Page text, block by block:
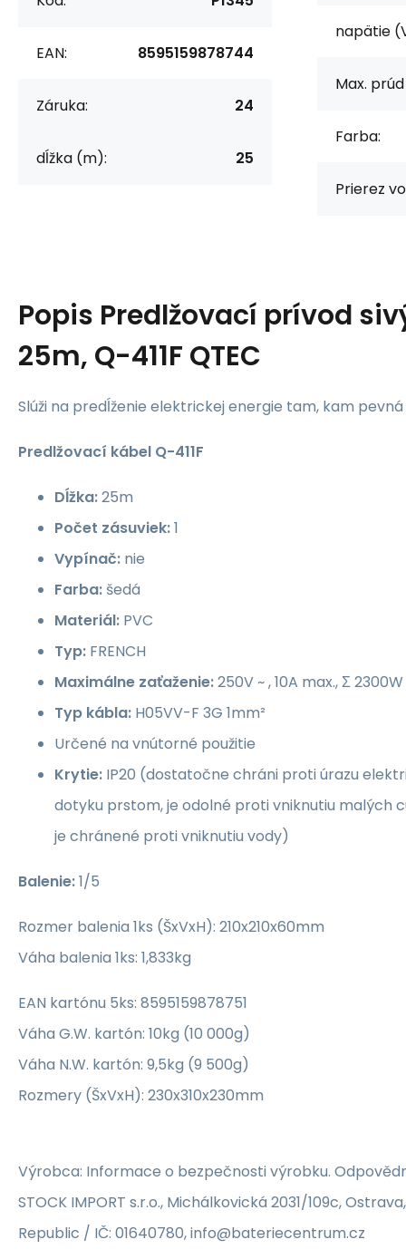
EAN: 8595159878744
Záruka: 24
dĺžka (m): 25
napätie
Max.
Farba:
Prierez
Popis Predlžovací prívod
25m, Q-411F QTEC
Slúži na predĺženie elektrickej energie tam, kam
Predlžovací kábel Q-411F
Dĺžka:25m
Počet zásuviek:1
Vypínač: nie
Farba: šedá
Materiál: PVC
Typ: FRENCH
Maximálne zaťaženie:250V ~ , 10A max., Σ
Typ kábla: H05VV-F 3G 1mm²
Určené na vnútorné použitie
Krytie: IP20 (dostatočne chráni proti úrazu
dotyku prstom, je odolné proti vniknutiu malých
je chránené proti vniknutiu vody)
Balenie:1/5
Rozmer balenia 1ks (ŠxVxH): 210x210x60mm
Váha balenia 1ks: 1,833kg
EAN kartónu 5ks: 8595159878751
Váha G.W. kartón: 10kg (10 000g)
Váha N.W. kartón: 9,5kg (9 500g)
Rozmery (ŠxVxH): 230x310x230mm
Výrobca: Informace o bezpečnosti výrobku.
STOCK IMPORT s.r.o., Michálkovická 2031/109c,
Republic / IČ: 01640780, info@bateriecentrum.cz